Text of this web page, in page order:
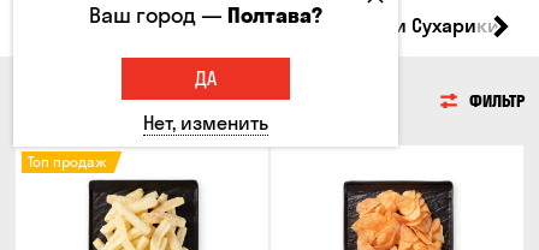
Кукуруза Семечки Чипсы Гренки и Сухарики
ФИЛЬТР
Топ продаж
Ваш город —Полтава?
ДА
Нет, изменить